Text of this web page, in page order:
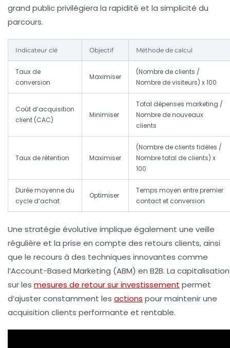
grand public privilégiera la rapidité et la simplicité du
parcours.
Indicateur clé Objectif Méthode de calcul
Taux de
conversion
Maximiser
(Nombre de clients /
Nombre de visiteurs) x 100
Coût d’acquisition
client (CAC)
Minimiser
Total dépenses marketing /
Nombre de nouveaux
clients
Taux de rétention Maximiser
(Nombre de clients fidèles /
Nombre total de clients) x
100
Durée moyenne du
cycle d’achat
Optimiser
Temps moyen entre premier
contact et conversion
Une stratégie évolutive implique également une veille
régulière et la prise en compte des retours clients, ainsi
que le recours à des techniques innovantes comme
l’Account-Based Marketing (ABM) en B2B. La capitalisation
sur les mesures de retour sur investissement permet
d’ajuster constamment les actions pour maintenir une
acquisition clients performante et rentable.